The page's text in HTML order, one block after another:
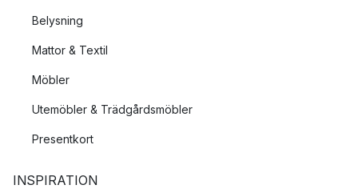
Belysning
Mattor & Textil
Möbler
Utemöbler & Trädgårdsmöbler
Presentkort
INSPIRATION